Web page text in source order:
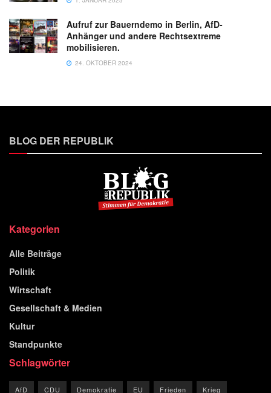
Aufruf zur Bauerndemo in Berlin, AfD-
Anhänger und andere Rechtsextreme
mobilisieren.
24. OKTOBER 2024
BLOG DER REPUBLIK
Kategorien
Alle Beiträge
Politik
Wirtschaft
Gesellschaft & Medien
Kultur
Standpunkte
Schlagwörter
AfD CDU Demokratie EU Frieden Krieg